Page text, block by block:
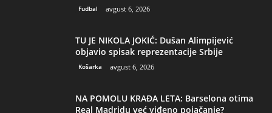
Fudbal avgust 6, 2026
TU JE NIKOLA JOKIĆ: Dušan Alimpijević
objavio spisak reprezentacije Srbije
Košarka avgust 6, 2026
NA POMOLU KRAĐA LETA: Barselona otima
Real Madridu već viđeno pojačanje?